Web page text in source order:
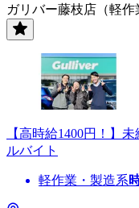
ガリバー藤枝店（軽作
【高時給1400円！】
ルバイト
軽作業・製造系